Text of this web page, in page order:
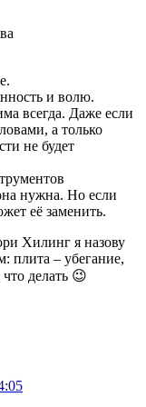
и волю.
всегда. Даже если
а только
не будет
нужна. Но если
её заменить.
Хилинг я назову
плита – убегание,
делать 😉